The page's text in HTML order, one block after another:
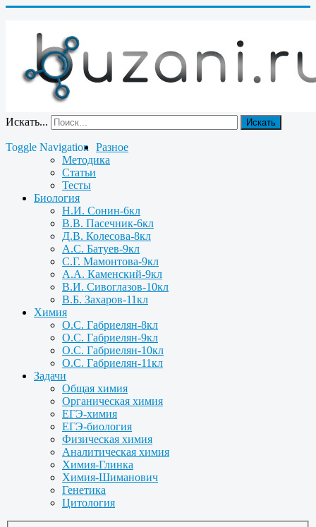
Искать... Искать
Toggle Navigation
Разное
Методика
Статьи
Тесты
Биология
Н.И. Сонин-6кл
В.В. Пасечник-6кл
Д.В. Колесова-8кл
А.С. Батуев-9кл
С.Г. Мамонтова-9кл
А.А. Каменский-9кл
В.И. Сивоглазов-10кл
В.Б. Захаров-11кл
Химия
О.С. Габриелян-8кл
О.С. Габриелян-9кл
О.С. Габриелян-10кл
О.С. Габриелян-11кл
Задачи
Общая химия
Органическая химия
ЕГЭ-химия
ЕГЭ-биология
Физическая химия
Аналитическая химия
Химия-Глинка
Химия-Шиманович
Генетика
Цитология